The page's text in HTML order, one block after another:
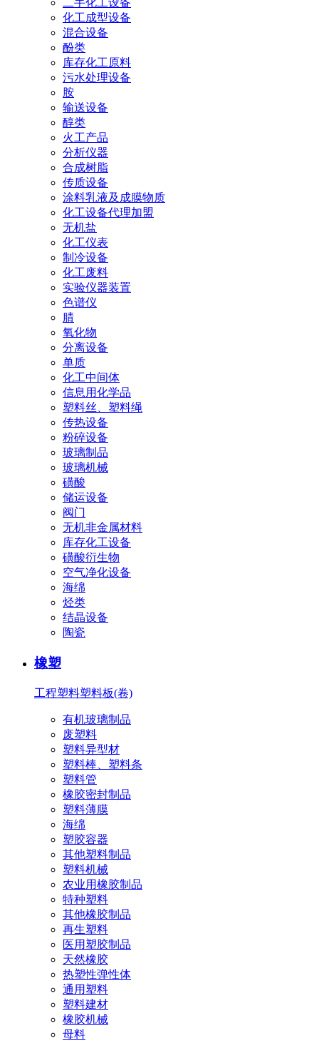
二手化工设备
化工成型设备
混合设备
酚类
库存化工原料
污水处理设备
胺
输送设备
醇类
火工产品
分析仪器
合成树脂
传质设备
涂料乳液及成膜物质
化工设备代理加盟
无机盐
化工仪表
制冷设备
化工废料
实验仪器装置
色谱仪
腈
氧化物
分离设备
单质
化工中间体
信息用化学品
塑料丝、塑料绳
传热设备
粉碎设备
玻璃制品
玻璃机械
磺酸
储运设备
阀门
无机非金属材料
库存化工设备
磺酸衍生物
空气净化设备
海绵
烃类
结晶设备
陶瓷
橡塑
工程塑料塑料板(卷)
有机玻璃制品
废塑料
塑料异型材
塑料棒、塑料条
塑料管
橡胶密封制品
塑料薄膜
海绵
塑胶容器
其他塑料制品
塑料机械
农业用橡胶制品
特种塑料
其他橡胶制品
再生塑料
医用塑胶制品
天然橡胶
热塑性弹性体
通用塑料
塑料建材
橡胶机械
母料